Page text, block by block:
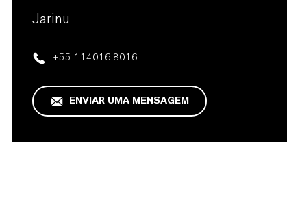
Jarinu
+55 114016-8016
ENVIAR UMA MENSAGEM